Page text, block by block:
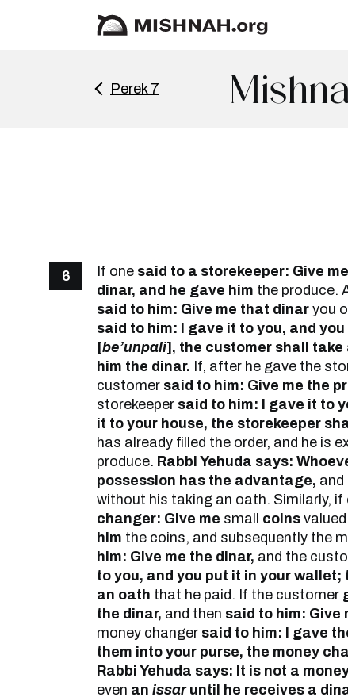
Perek 7
6 If one said to a storekeeper: Give
dinar, and he gave him the produce.
said to him: Give me that dinar you
said to him: I gave it to you, and
[be’unpali], the customer shall
him the dinar. If, after he gave the
customer said to him: Give me the
storekeeper said to him: I gave it to
it to your house, the storekeeper
has already filled the order, and he is
produce. Rabbi Yehuda says:
possession has the advantage, and
without his taking an oath. Similarly, if
changer: Give me small coins valued
him the coins, and subsequently the
him: Give me the dinar, and the
to you, and you put it in your
an oath that he paid. If the customer
the dinar, and then said to him: Give
money changer said to him: I gave
them into your purse, the money
Rabbi Yehuda says: It is not a
even an issaruntil he receives a